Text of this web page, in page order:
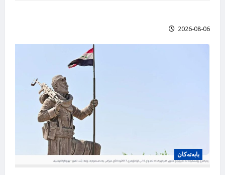
2026-08-06
بابه‌ته‌کان